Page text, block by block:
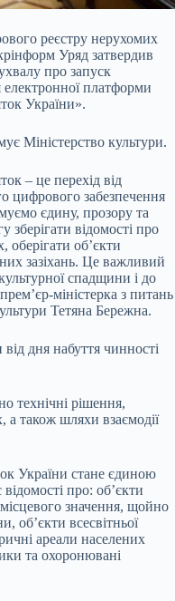
реєстру нерухомих
Уряд затвердив
про запуск
платформи
України».
Міністерство культури.
– це перехід від
цифрового забезпечення
єдину, прозору та
зберігати відомості про
оберігати об’єкти
зазіхань. Це важливий
спадщини і до
міністерка з питань
Тетяна Бережна.
дня набуття чинності
технічні рішення,
також шляхи взаємодії
України стане єдиною
про: об’єкти
значення, щойно
об’єкти всесвітньої
ареали населених
та охоронювані